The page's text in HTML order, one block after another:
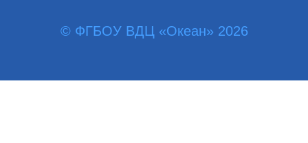
© ФГБОУ ВДЦ «Океан» 2026